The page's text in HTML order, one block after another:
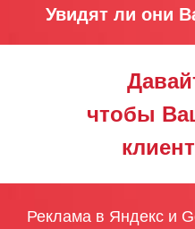
Увидят ли они
Реклама в Яндекс и
чтобы